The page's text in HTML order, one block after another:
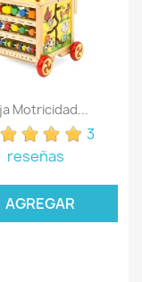
Motricidad...
3
reseñas
AGREGAR